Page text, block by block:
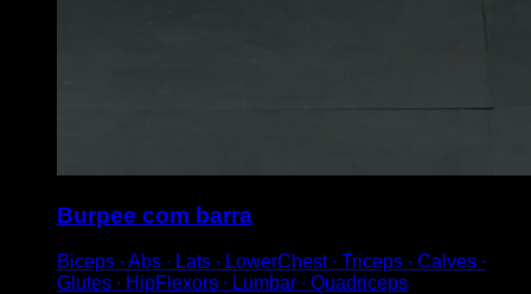
Burpee com barra
Biceps ∙ Abs ∙ Lats ∙ LowerChest ∙ Triceps ∙ Calves ∙
Glutes ∙ HipFlexors ∙ Lumbar ∙ Quadriceps